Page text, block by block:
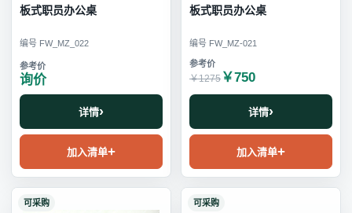
板式职员办公桌
编号 FW_MZ_022
询价
详情
加入清单
板式职员办公桌
编号 FW_MZ-021
￥1275 ￥750
详情
加入清单
可采购 可采购